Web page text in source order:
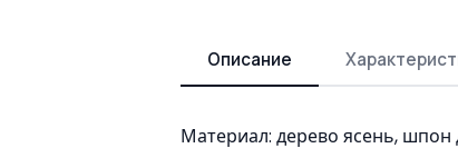
Описание
Материал: дерево ясень, шпон